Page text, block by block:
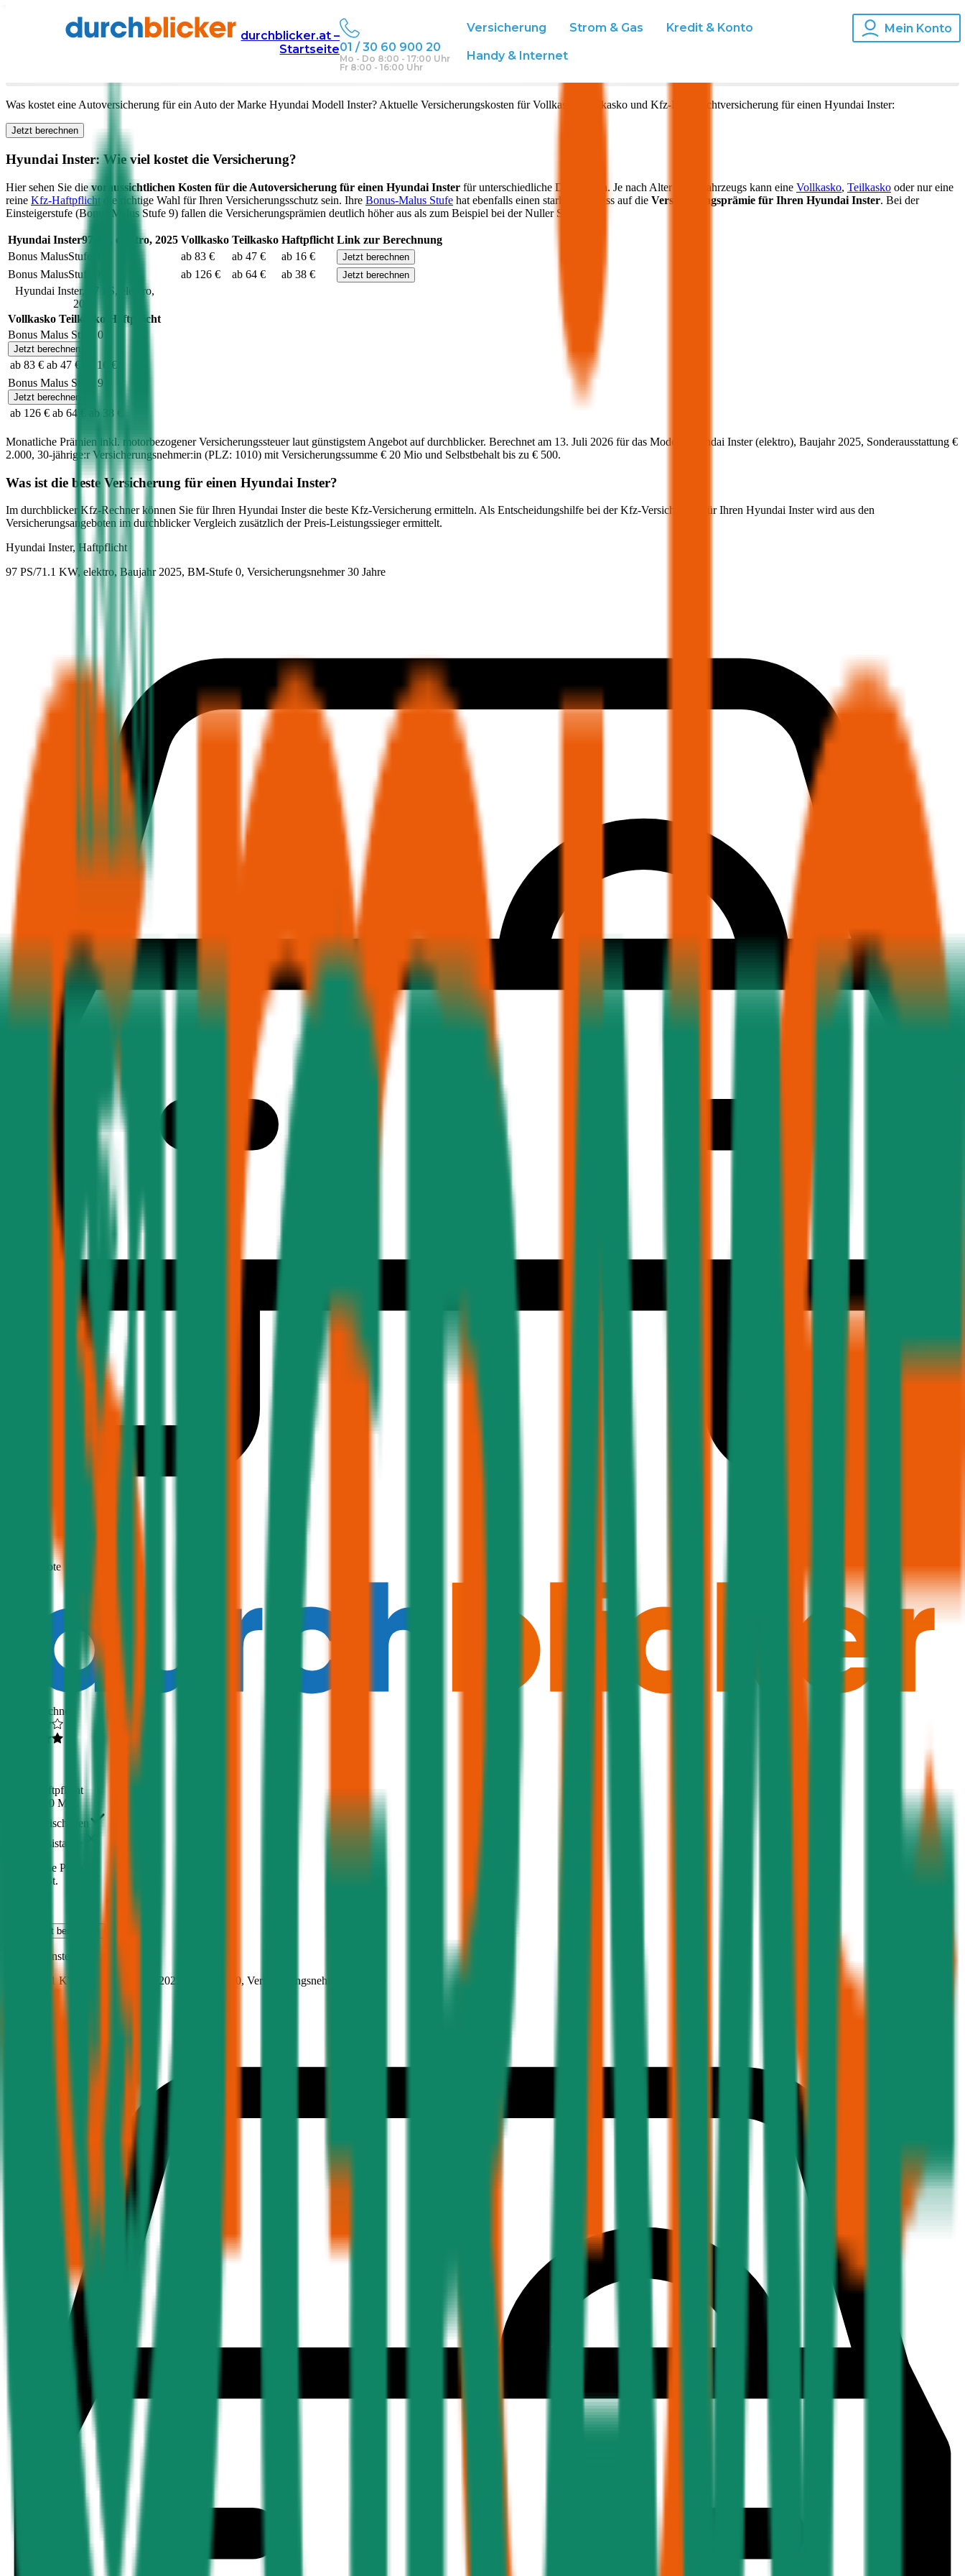
durchblicker.at –
Startseite01 / 30 60 900 20
Mo - Do 8:00 - 17:00 Uhr
Fr 8:00 - 16:00 Uhr
Versicherung Strom & Gas Kredit & Konto
Handy & Internet
Mein Konto
Autoversicherung Hyundai
in Österreich
Was kostet eine Autoversicherung für ein Auto der Marke Hyundai Modell Inster? Aktuelle Versicherungskosten für Vollkasko, Teilkasko und Kfz-Haftpflichtversicherung für einen Hyundai Inster:
Jetzt berechnen
Hyundai Inster: Wie viel kostet die Versicherung?
Hier sehen Sie dievoraussichtlichen Kosten für die Autoversicherung für einen Hyundai Inster für unterschiedliche Deckungen. Je nach Alter Ihres Fahrzeugs kann eine Vollkasko, Teilkasko oder nur eine
reine Kfz-Haftpflicht die richtige Wahl für Ihren Versicherungsschutz sein. Ihre Bonus-Malus Stufe hat ebenfalls einen starken Einfluss auf die Versicherungsprämie für Ihren Hyundai Inster. Bei der
Einsteigerstufe (Bonus Malus Stufe 9) fallen die Versicherungsprämien deutlich höher aus als zum Beispiel bei der Nuller Stufe.
Hyundai Inster97 elektro, 2025 Vollkasko Teilkasko Haftpflicht Link zur Berechnung
Bonus MalusStufe ab 83 € ab 47 € ab 16 € Jetzt berechnen
Bonus MalusStufe ab 126 € ab 64 € ab 38 € Jetzt berechnen
Hyundai Inster, 97PS, elektro,
2025
Vollkasko Teilkasko
Haftpflicht
Bonus Malus Stufe 0
Jetzt berechnen
ab 83 € ab 47 €
ab 16 €
Bonus Malus Stufe 9
Jetzt berechnen
ab 126 € ab 64 € ab 38 €
Monatliche Prämien inkl. motorbezogener Versicherungssteuer laut günstigstem Angebot auf durchblicker. Berechnet am 13. Juli 2026 für das Modell Hyundai Inster(elektro), Baujahr 2025, Sonderausstattung €
2.000, 30-jährige:rVersicherungsnehmer:in (PLZ: 1010) mit Versicherungssumme € 20 Mio und Selbstbehalt bis zu € 500.
Was ist die beste Versicherung für einen Hyundai Inster?
Im durchblicker Kfz-Rechner können Sie für Ihren Hyundai Insterdie beste Kfz-Versicherung ermitteln. Als Entscheidungshilfe bei der Kfz-Versicherung für Ihren Hyundai Insterwird aus den
Versicherungsangeboten im durchblicker Vergleich zusätzlich der Preis-Leistungssieger ermittelt.
Hyundai Inster, Haftpflicht
97 PS/71.1 KW, elektro, Baujahr 2025, BM-Stufe 0, Versicherungsnehmer 30 Jahre
Produktnote
Ausgezeichnet
Haftpflicht
€ 20 Mio.
Freischaden
Assistance
Monatliche Prämie
inkl. mVSt.
Haftpflicht berechnen
Inster, Teilkasko
97 PS/71.1 KW, elektro, Baujahr 2025,
0, Versicherungsnehmer 30 Jahre